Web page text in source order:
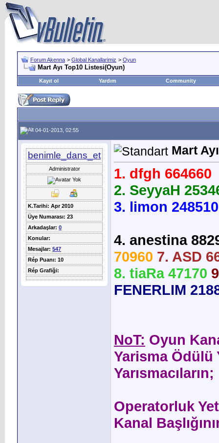
Forum Akenna > Global Kanallarimiz > Oyun
Mart Ayı Top10 Listesi(Oyun)
Kayıt ol Yardım Community
04-01-2013, 02:55
benimle_dans_et
Administrator
K.Tarihi: Apr 2010
Üye Numarası: 23
Arkadaşlar: 0
Konular:
Mesajlar: 547
Rép Puanı: 10
Rép Grafiği:
Mart
1. dfgh 664660
2. SeyyaH
3. limon 248510
4. anestina
70960 7. ASD
8. tiaRa 47170
FENERLIM
NoT: Oyun
Yarisma Ödülü
Yarısmacıların;
Operatorluk
Kanal